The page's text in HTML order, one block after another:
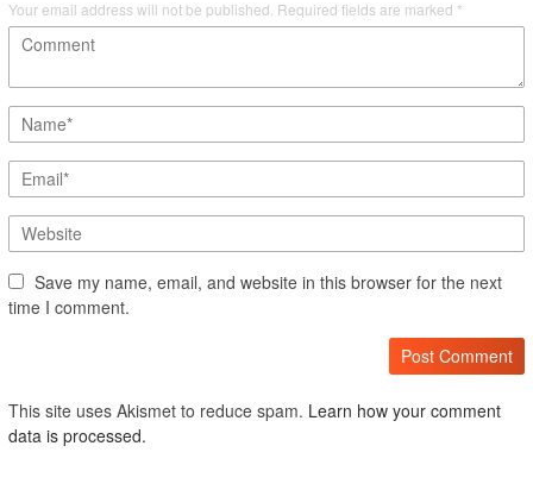
Your email address will not be published. Required fields are marked *
Save my name, email, and website in this browser for the next
time I comment.
This site uses Akismet to reduce spam. Learn how your comment
data is processed.